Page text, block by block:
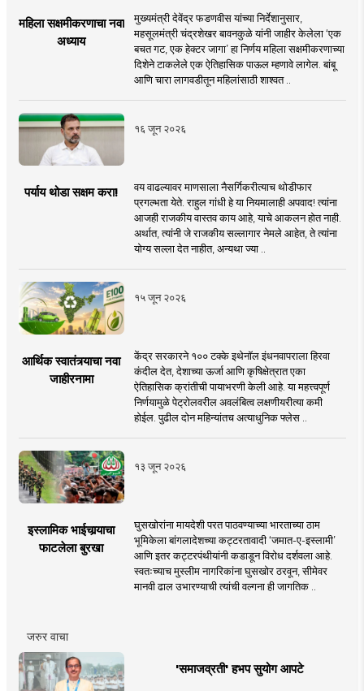
महिला सक्षमीकरणाचा नवा
अध्याय
मुख्यमंत्री देवेंद्र फडणवीस यांच्या निर्देशानुसार,
महसूलमंत्री चंद्रशेखर बावनकुळे यांनी जाहीर केलेला ‘एक
बचत गट, एक हेक्टर जागा’ हा निर्णय महिला सक्षमीकरणाच्या
दिशेने टाकलेले एक ऐतिहासिक पाऊल म्हणावे लागेल. बांबू
आणि चारा लागवडीतून महिलांसाठी शाश्वत ..
१६ जून २०२६
पर्याय थोडा सक्षम करा!
वय वाढल्यावर माणसाला नैसर्गिकरीत्याच थोडीफार
प्रगल्भता येते. राहुल गांधी हे या नियमालाही अपवाद! त्यांना
आजही राजकीय वास्तव काय आहे, याचे आकलन होत नाही.
अर्थात, त्यांनी जे राजकीय सल्लागार नेमले आहेत, ते त्यांना
योग्य सल्ला देत नाहीत, अन्यथा ज्या ..
१५ जून २०२६
आर्थिक स्वातंत्र्याचा नवा
जाहीरनामा
केंद्र सरकारने १०० टक्के इथेनॉल इंधनवापराला हिरवा
कंदील देत, देशाच्या ऊर्जा आणि कृषिक्षेत्रात एका
ऐतिहासिक क्रांतीची पायाभरणी केली आहे. या महत्त्वपूर्ण
निर्णयामुळे पेट्रोलवरील अवलंबित्व लक्षणीयरीत्या कमी
होईल. पुढील दोन महिन्यांतच अत्याधुनिक फ्लेस ..
१३ जून २०२६
इस्लामिक भाईचार्‍याचा
फाटलेला बुरखा
घुसखोरांना मायदेशी परत पाठवण्याच्या भारताच्या ठाम
भूमिकेला बांगलादेशच्या कट्टरतावादी ‘जमात-ए-इस्लामी’
आणि इतर कट्टरपंथीयांनी कडाडून विरोध दर्शवला आहे.
स्वतःच्याच मुस्लीम नागरिकांना घुसखोर ठरवून, सीमेवर
मानवी ढाल उभारण्याची त्यांची वल्गना ही जागतिक ..
जरुर वाचा
'समाजव्रती' हभप सुयोग आपटे